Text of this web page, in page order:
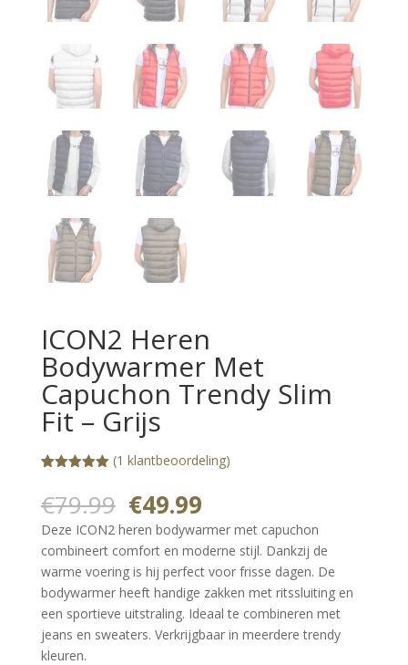
ICON2 Heren
Bodywarmer Met
Capuchon Trendy Slim
Fit – Grijs
gebaseerd
klantbeoorde
(1 klantbeoordeling)
€79.99 Oorspronkelijke
prijs
was:
€79.99.
€49.99Huidige
prijs
is:
€49.99.
Deze ICON2 heren bodywarmer met capuchon
combineert comfort en moderne stijl. Dankzij de
warme voering is hij perfect voor frisse dagen. De
bodywarmer heeft handige zakken met ritssluiting en
een sportieve uitstraling. Ideaal te combineren met
jeans en sweaters. Verkrijgbaar in meerdere trendy
kleuren.